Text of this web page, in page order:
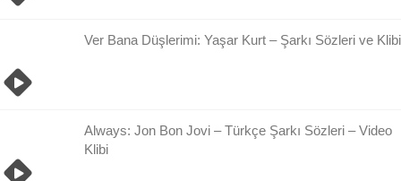
Ver Bana Düşlerimi: Yaşar Kurt – Şarkı Sözleri ve Klibi
Always: Jon Bon Jovi – Türkçe Şarkı Sözleri – Video
Klibi